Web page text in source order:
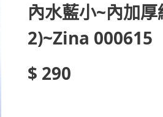
內水藍小~內加
2)~Zina 000615
$ 290